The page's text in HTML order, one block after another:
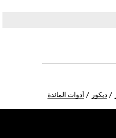
ديكور أدوات المائدة